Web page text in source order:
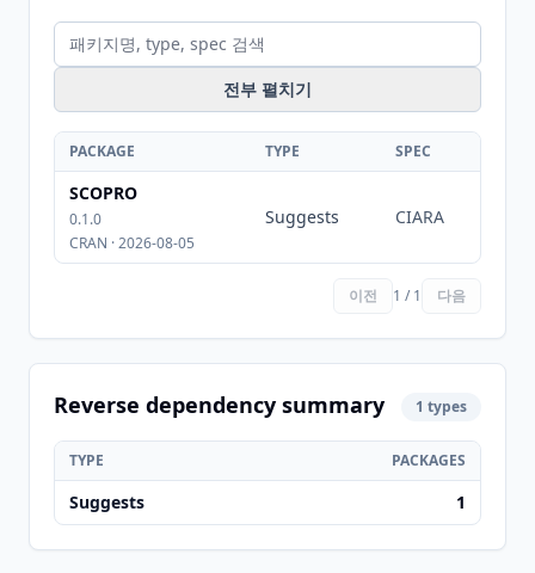
전부 펼치기
PACKAGE TYPE SPEC
SCOPRO
0.1.0
CRAN · 2026-08-05
Suggests CIARA
이전 1 / 1 다음
Reverse dependency summary 1 types
TYPE PACKAGES
Suggests 1